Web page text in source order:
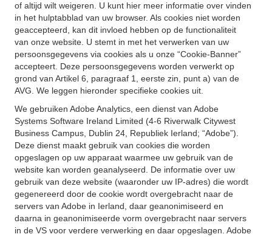
of altijd wilt weigeren. U kunt hier meer informatie over vinden
in het hulptabblad van uw browser. Als cookies niet worden
geaccepteerd, kan dit invloed hebben op de functionaliteit
van onze website. U stemt in met het verwerken van uw
persoonsgegevens via cookies als u onze “Cookie-Banner”
accepteert. Deze persoonsgegevens worden verwerkt op
grond van Artikel 6, paragraaf 1, eerste zin, punt a) van de
AVG. We leggen hieronder specifieke cookies uit.
We gebruiken Adobe Analytics, een dienst van Adobe
Systems Software Ireland Limited (4-6 Riverwalk Citywest
Business Campus, Dublin 24, Republiek Ierland; “Adobe”).
Deze dienst maakt gebruik van cookies die worden
opgeslagen op uw apparaat waarmee uw gebruik van de
website kan worden geanalyseerd. De informatie over uw
gebruik van deze website (waaronder uw IP-adres) die wordt
gegenereerd door de cookie wordt overgebracht naar de
servers van Adobe in Ierland, daar geanonimiseerd en
daarna in geanonimiseerde vorm overgebracht naar servers
in de VS voor verdere verwerking en daar opgeslagen. Adobe